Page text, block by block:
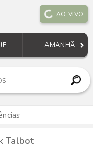
AO VIVO
AMANHÃ
Talbot